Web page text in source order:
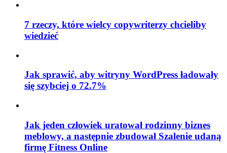
7 rzeczy, które wielcy copywriterzy chcieliby
wiedzieć
Jak sprawić, aby witryny WordPress ładowały
się szybciej o 72.7%
Jak jeden człowiek uratował rodzinny biznes
meblowy, a następnie zbudował Szalenie udaną
firmę Fitness Online